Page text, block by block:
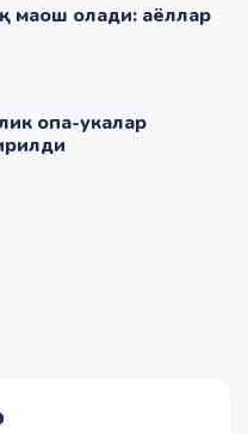
маош олади: аёллар
опа-укалар